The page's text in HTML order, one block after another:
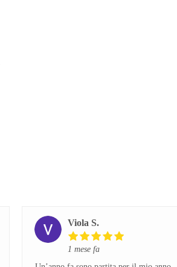
Viola S.
1 mese fa